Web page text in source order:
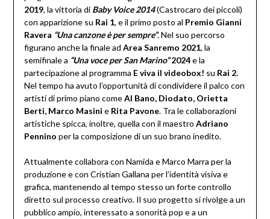
2019, la vittoria di Baby Voice 2014(Castrocaro dei piccoli)
con apparizione su Rai 1, e il primo posto al Premio Gianni
Ravera “Una canzone è per sempre”. Nel suo percorso
figurano anche la finale ad Area Sanremo 2021, la
semifinale a “Una voce per San Marino”2024e la
partecipazione al programma E viva il videobox! su Rai 2.
Nel tempo ha avuto l’opportunità di condividere il palco con
artisti di primo piano comeAl Bano, Diodato, Orietta
Berti, Marco Masini e Rita Pavone. Tra le collaborazioni
artistiche spicca, inoltre, quella con il maestro Adriano
Pennino per la composizione di un suo brano inedito.
Attualmente collabora con Namida e Marco Marra per la
produzione e con Cristian Gallana per l’identità visiva e
grafica, mantenendo al tempo stesso un forte controllo
diretto sul processo creativo. Il suo progetto si rivolge a un
pubblico ampio, interessato a sonorità pop e a un